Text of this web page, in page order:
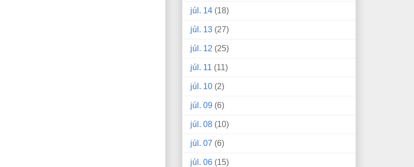
júl. 14 (18)
júl. 13 (27)
júl. 12 (25)
júl. 11 (11)
júl. 10 (2)
júl. 09 (6)
júl. 08 (10)
júl. 07 (6)
júl. 06 (15)